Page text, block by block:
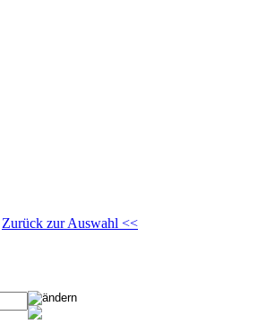
Zurück zur Auswahl <<